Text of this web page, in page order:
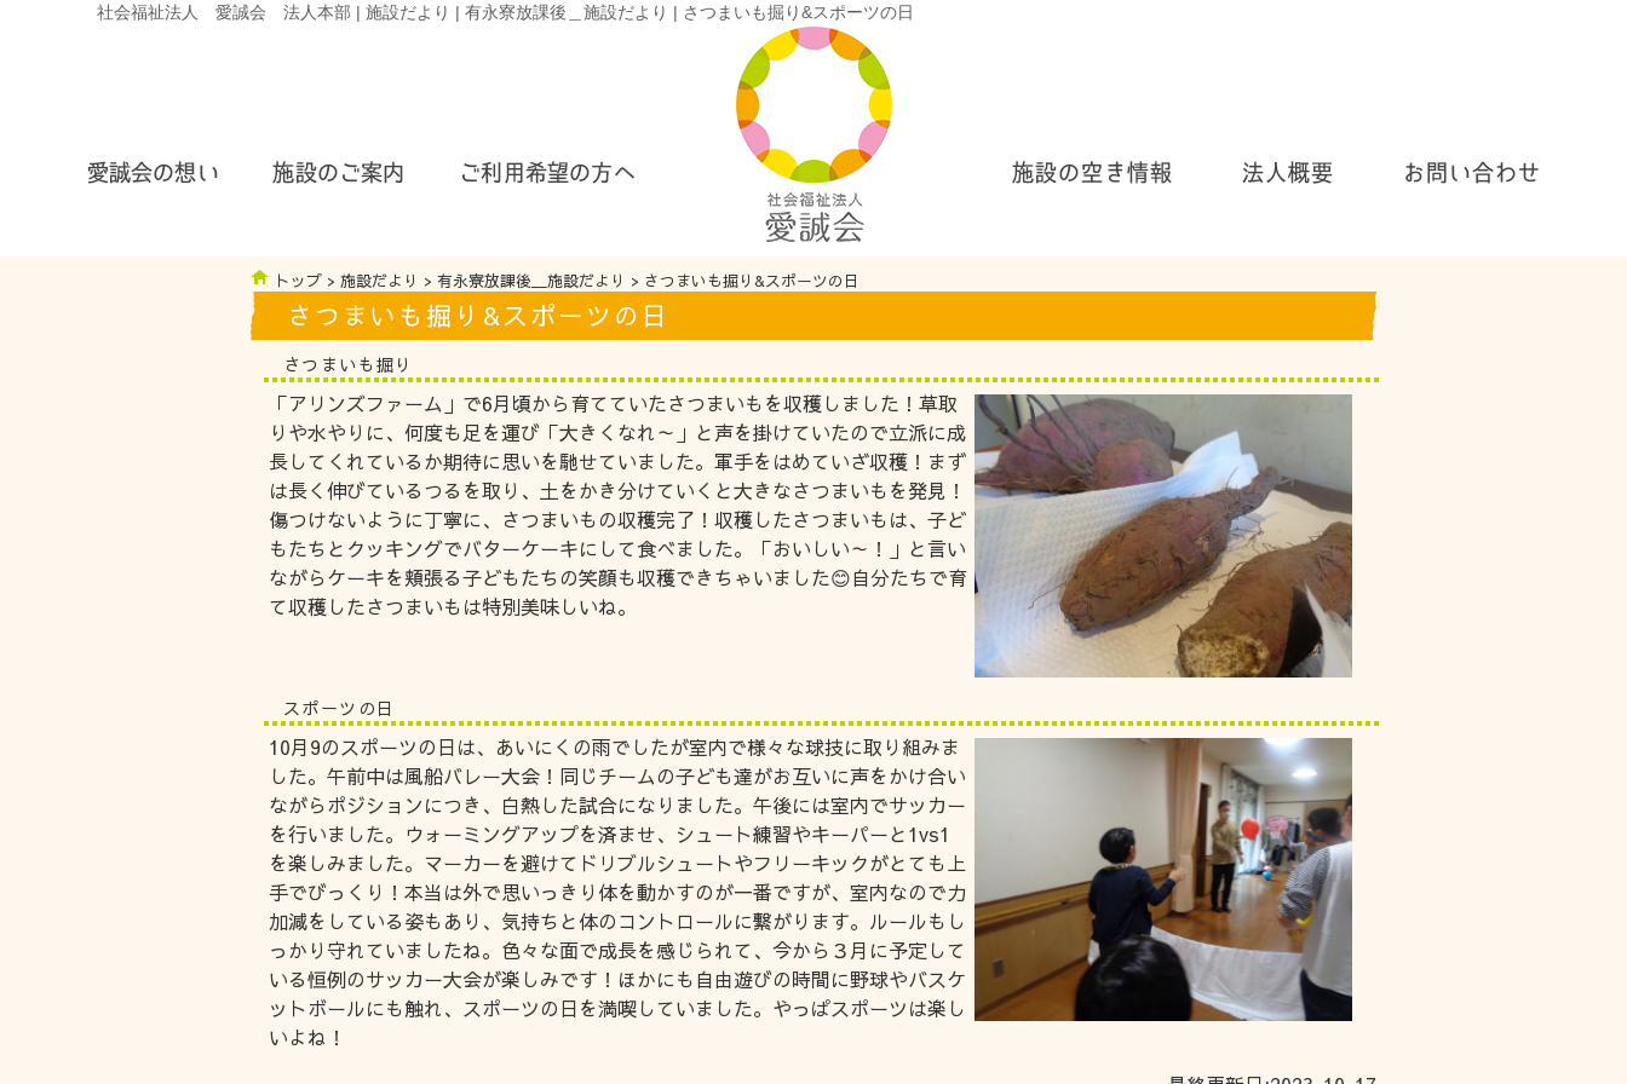
社会福祉法人 愛誠会 法人本部 | 施設だより | 有永寮放課後＿施設だより | さつまいも掘り&スポーツの日
トップ > 施設だより > 有永寮放課後＿施設だより > さつまいも掘り&スポーツの日
さつまいも掘り&スポーツの日
さつまいも掘り
「アリンズファーム」で6月頃から育てていたさつまいもを収穫しました！草取
りや水やりに、何度も足を運び「大きくなれ～」と声を掛けていたので立派に成
長してくれているか期待に思いを馳せていました。軍手をはめていざ収穫！まず
は長く伸びているつるを取り、土をかき分けていくと大きなさつまいもを発見！
傷つけないように丁寧に、さつまいもの収穫完了！収穫したさつまいもは、子ど
もたちとクッキングでバターケーキにして食べました。「おいしい～！」と言い
ながらケーキを頬張る子どもたちの笑顔も収穫できちゃいました😊自分たちで育
て収穫したさつまいもは特別美味しいね。
スポーツの日
10月9のスポーツの日は、あいにくの雨でしたが室内で様々な球技に取り組みま
した。午前中は風船バレー大会！同じチームの子ども達がお互いに声をかけ合い
ながらポジションにつき、白熱した試合になりました。午後には室内でサッカー
を行いました。ウォーミングアップを済ませ、シュート練習やキーパーと1vs1
を楽しみました。マーカーを避けてドリブルシュートやフリーキックがとても上
手でびっくり！本当は外で思いっきり体を動かすのが一番ですが、室内なので力
加減をしている姿もあり、気持ちと体のコントロールに繋がります。ルールもし
っかり守れていましたね。色々な面で成長を感じられて、今から３月に予定して
いる恒例のサッカー大会が楽しみです！ほかにも自由遊びの時間に野球やバスケ
ットボールにも触れ、スポーツの日を満喫していました。やっぱスポーツは楽し
いよね！